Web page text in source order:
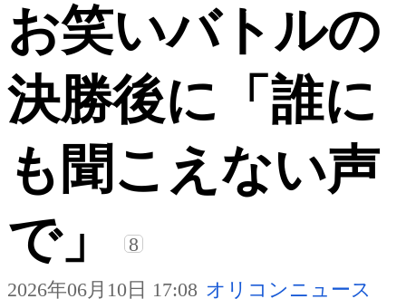
お笑いバトルの
決勝後に「誰に
も聞こえない声
で」
8
2026年06月10日 17:08 オリコンニュース